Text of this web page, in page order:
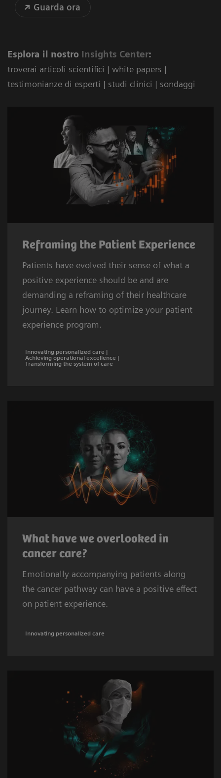
Guarda ora
Esplora il nostro Insights Center:
troverai articoli scientifici | white papers |
testimonianze di esperti | studi clinici | sondaggi
Reframing the Patient Experience
Patients have evolved their sense of what a
positive experience should be and are
demanding a reframing of their healthcare
journey. Learn how to optimize your patient
experience program.
Innovating personalized care |
Achieving operational excellence |
Transforming the system of care
What have we overlooked in
cancer care?
Emotionally accompanying patients along
the cancer pathway can have a positive effect
on patient experience.
Innovating personalized care